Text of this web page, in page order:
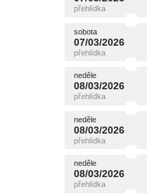
sobota
sobota
07/03/2026
sobota
07/03/2026
neděle
08/03/2026
neděle
08/03/2026
neděle
08/03/2026
neděle
08/03/2026
neděle
08/03/2026
neděle
08/03/2026